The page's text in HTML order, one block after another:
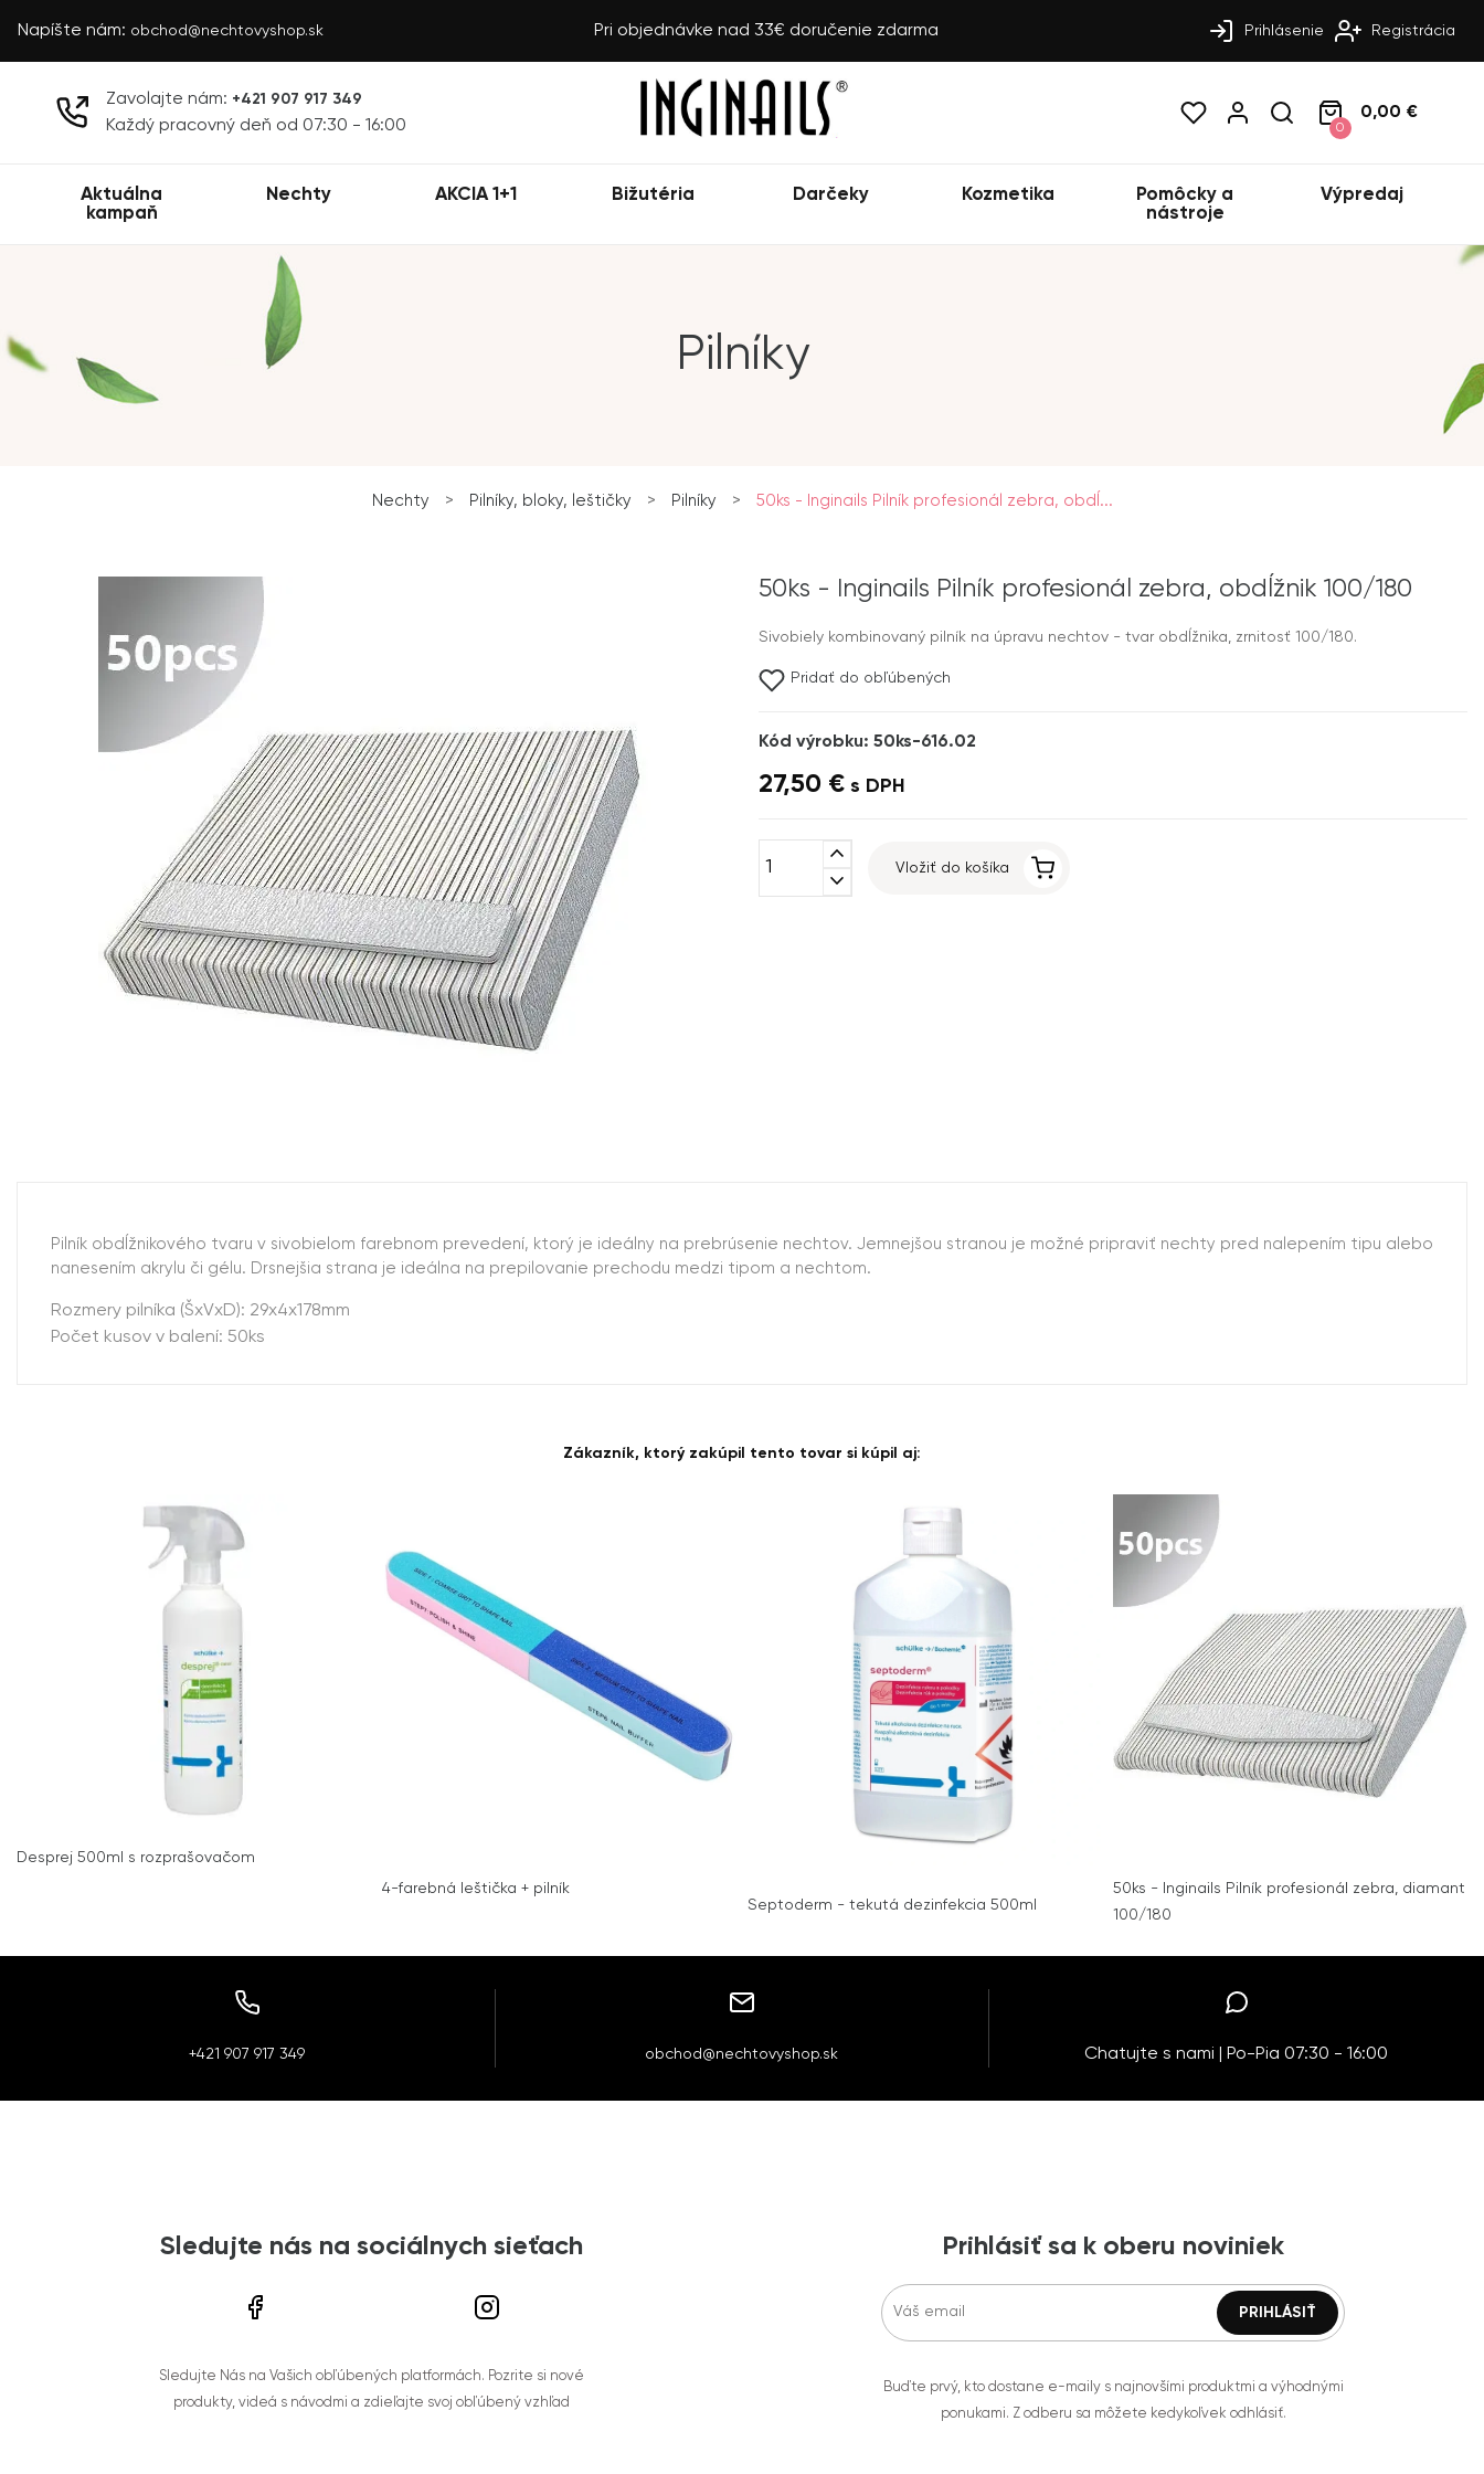
Napíšte nám: obchod@nechtovyshop.sk Pri objednávke nad 33€ doručenie zdarma Prihlásenie Registrácia
Zavolajte nám: +421 907 917 349
Každý pracovný deň od 07:30 - 16:00 0
0,00 €
Aktuálna
kampaň
Nechty AKCIA 1+1 Bižutéria Darčeky Kozmetika
Pomôcky a
nástroje
Výpredaj
Pilníky
Nechty > Pilníky, bloky, leštičky > Pilníky > 50ks - Inginails Pilník profesionál zebra, obdĺ...
50ks - Inginails Pilník profesionál zebra, obdĺžnik 100/180
Sivobiely kombinovaný pilník na úpravu nechtov - tvar obdĺžnika, zrnitosť 100/180.
Pridať do obľúbených
Kód výrobku: 50ks-616.02
27,50 € s DPH
expand_less
expand_more
Vložiť do košíka
Pilník obdĺžnikového tvaru v sivobielom farebnom prevedení, ktorý je ideálny na prebrúsenie nechtov. Jemnejšou stranou je možné pripraviť nechty pred nalepením tipu alebo
nanesením akrylu či gélu. Drsnejšia strana je ideálna na prepilovanie prechodu medzi tipom a nechtom.
Rozmery pilníka (ŠxVxD): 29x4x178mm
Počet kusov v balení: 50ks
Zákazník, ktorý zakúpil tento tovar si kúpil aj:
Desprej 500ml s rozprašovačom
4-farebná leštička + pilník
Septoderm - tekutá dezinfekcia 500ml
50ks - Inginails Pilník profesionál zebra, diamant
100/180
+421 907 917 349 obchod@nechtovyshop.sk Chatujte s nami | Po-Pia 07:30 - 16:00
Sledujte nás na sociálnych sieťach
Sledujte Nás na Vašich obľúbených platformách. Pozrite si nové
produkty, videá s návodmi a zdieľajte svoj obľúbený vzhľad
Prihlásiť sa k oberu noviniek
Buďte prvý, kto dostane e-maily s najnovšími produktmi a výhodnými
ponukami. Z odberu sa môžete kedykoľvek odhlásiť.